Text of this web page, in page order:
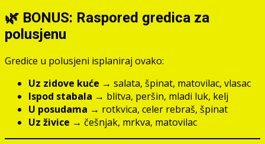
🌿 BONUS: Raspored gredica za
polusjenu
Gredice u polusjeni isplaniraj ovako:
Uz zidove kuće → salata, špinat, matovilac, vlasac
Ispod stabala → blitva, peršin, mladi luk, kelj
U posudama → rotkvica, celer rebraš, špinat
Uz živice → češnjak, mrkva, matovilac